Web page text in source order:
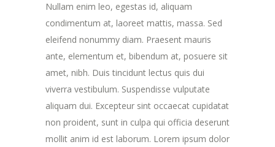
Nullam enim leo, egestas id, aliquam
condimentum at, laoreet mattis, massa. Sed
eleifend nonummy diam. Praesent mauris
ante, elementum et, bibendum at, posuere sit
amet, nibh. Duis tincidunt lectus quis dui
viverra vestibulum. Suspendisse vulputate
aliquam dui. Excepteur sint occaecat cupidatat
non proident, sunt in culpa qui officia deserunt
mollit anim id est laborum. Lorem ipsum dolor